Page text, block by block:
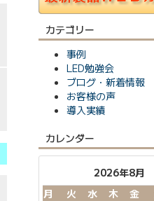
カテゴリー
事例
LED勉強会
ブログ・新着情報
お客様の声
導入実績
カレンダー
2026年8月
月
火 水 木 金